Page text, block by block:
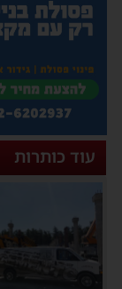
עוד כותרות